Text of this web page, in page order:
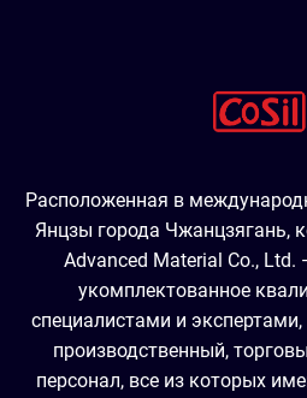
Расположенная в
Янцзы города Чжанцзягань,
Advanced Material Co., Ltd.
укомплектованное
специалистами и
производственный,
персонал, все из которых